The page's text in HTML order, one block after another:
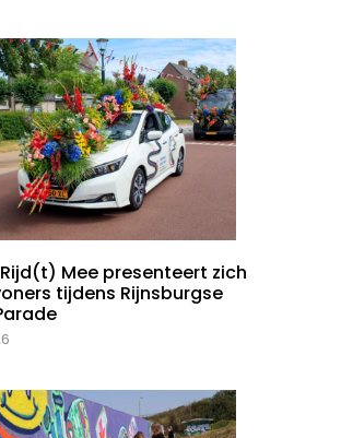
Mee presenteert zich
tijdens Rijnsburgse